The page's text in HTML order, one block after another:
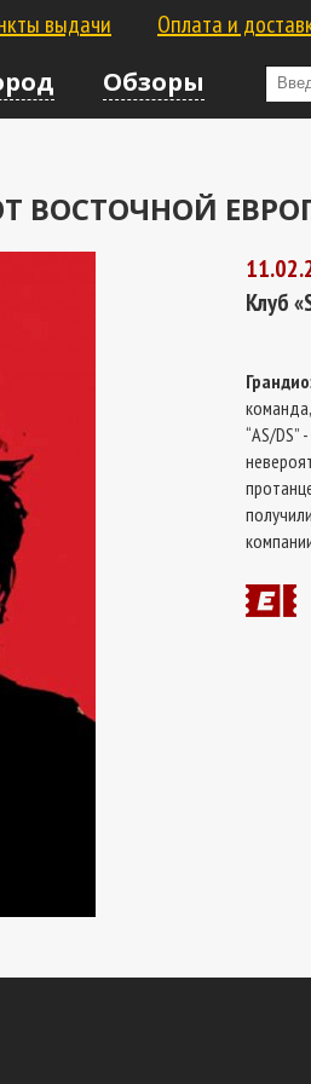
выдачи Оплата и
Обзоры
ВОСТОЧНОЙ
Клуб
“AS/